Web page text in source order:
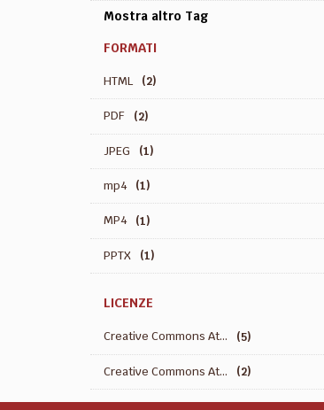
Mostra altro Tag
FORMATI
HTML (2)
PDF (2)
JPEG (1)
mp4 (1)
MP4 (1)
PPTX (1)
LICENZE
Creative Commons At... (5)
Creative Commons At... (2)